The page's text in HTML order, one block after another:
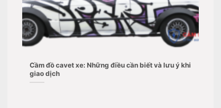
Cầm đồ cavet xe: Những điều cần biết và lưu ý khi
giao dịch